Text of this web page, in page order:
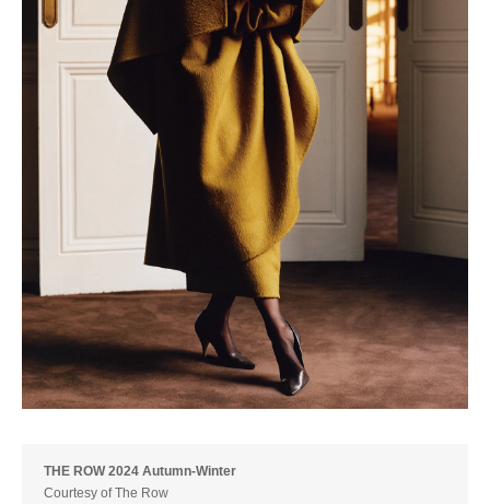
THE ROW 2024 Autumn-Winter
Courtesy of The Row